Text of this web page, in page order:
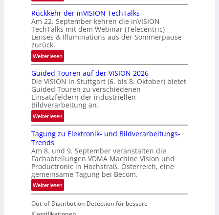
U
n
b
e
g
r
e
z
t
e
M
ö
g
l
c
h
k
e
i
Rückkehr der inVISION TechTalks
Am 22. September kehren die inVISION
TechTalks mit dem Webinar (Telecentric)
Lenses & Illuminations aus der Sommerpause
zurück.
Weiterlesen:
R
ü
c
k
k
e
h
d
e
r
i
n
V
I
S
I
Guided Touren auf der VISION 2026
Die VISION in Stuttgart (6. bis 8. Oktober) bietet
Guided Touren zu verschiedenen
Einsatzfeldern der industriellen
Bildverarbeitung an.
Weiterlesen:
G
u
d
e
d
T
o
Tagung zu Elektronik- und Bildverarbeitungs-
Trends
Am 8. und 9. September veranstalten die
Fachabteilungen VDMA Machine Vision und
Productronic in Hochstraß, Österreich, eine
gemeinsame Tagung bei Becom.
Weiterlesen:
T
a
g
Out-of-Distribution Detection für bessere